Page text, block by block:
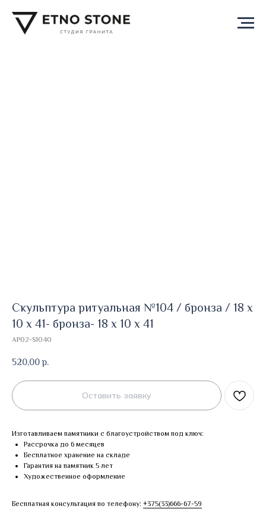
Скульптура ритуальная №104 / бронза / 18 х
10 х 41- бронза- 18 х 10 х 41
AP02-S1040
520,00 р.
Оставить заявку
Изготавливаем памятники с благоустройством под ключ:
Рассрочка до 6 месяцев
Бесплатное хранение на складе
Гарантия на памятник 5 лет
Художественное оформление
Бесплатная консультация по телефону: +375(33)666-67-59